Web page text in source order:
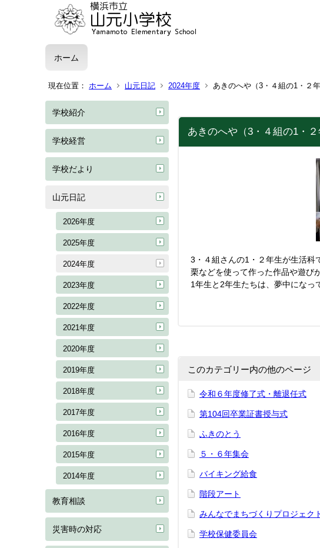
ホーム
現在位置： ホーム 山元日記 2024年度 あきのへや（3・４組の1・２年
学校紹介
学校経営
学校だより
山元日記
2026年度
2025年度
2024年度
2023年度
2022年度
2021年度
2020年度
2019年度
2018年度
2017年度
2016年度
2015年度
2014年度
教育相談
災害時の対応
あきのへや（3・４組の1・２
3・４組さんの1・２年生が生活科
栗などを使って作った作品や遊び
1年生と2年生たちは、夢中になっ
このカテゴリー内の他のページ
令和６年度修了式・離退任式
第104回卒業証書授与式
ふきのとう
５・６年集会
バイキング給食
階段アート
みんなでまちづくりプロジェク
学校保健委員会